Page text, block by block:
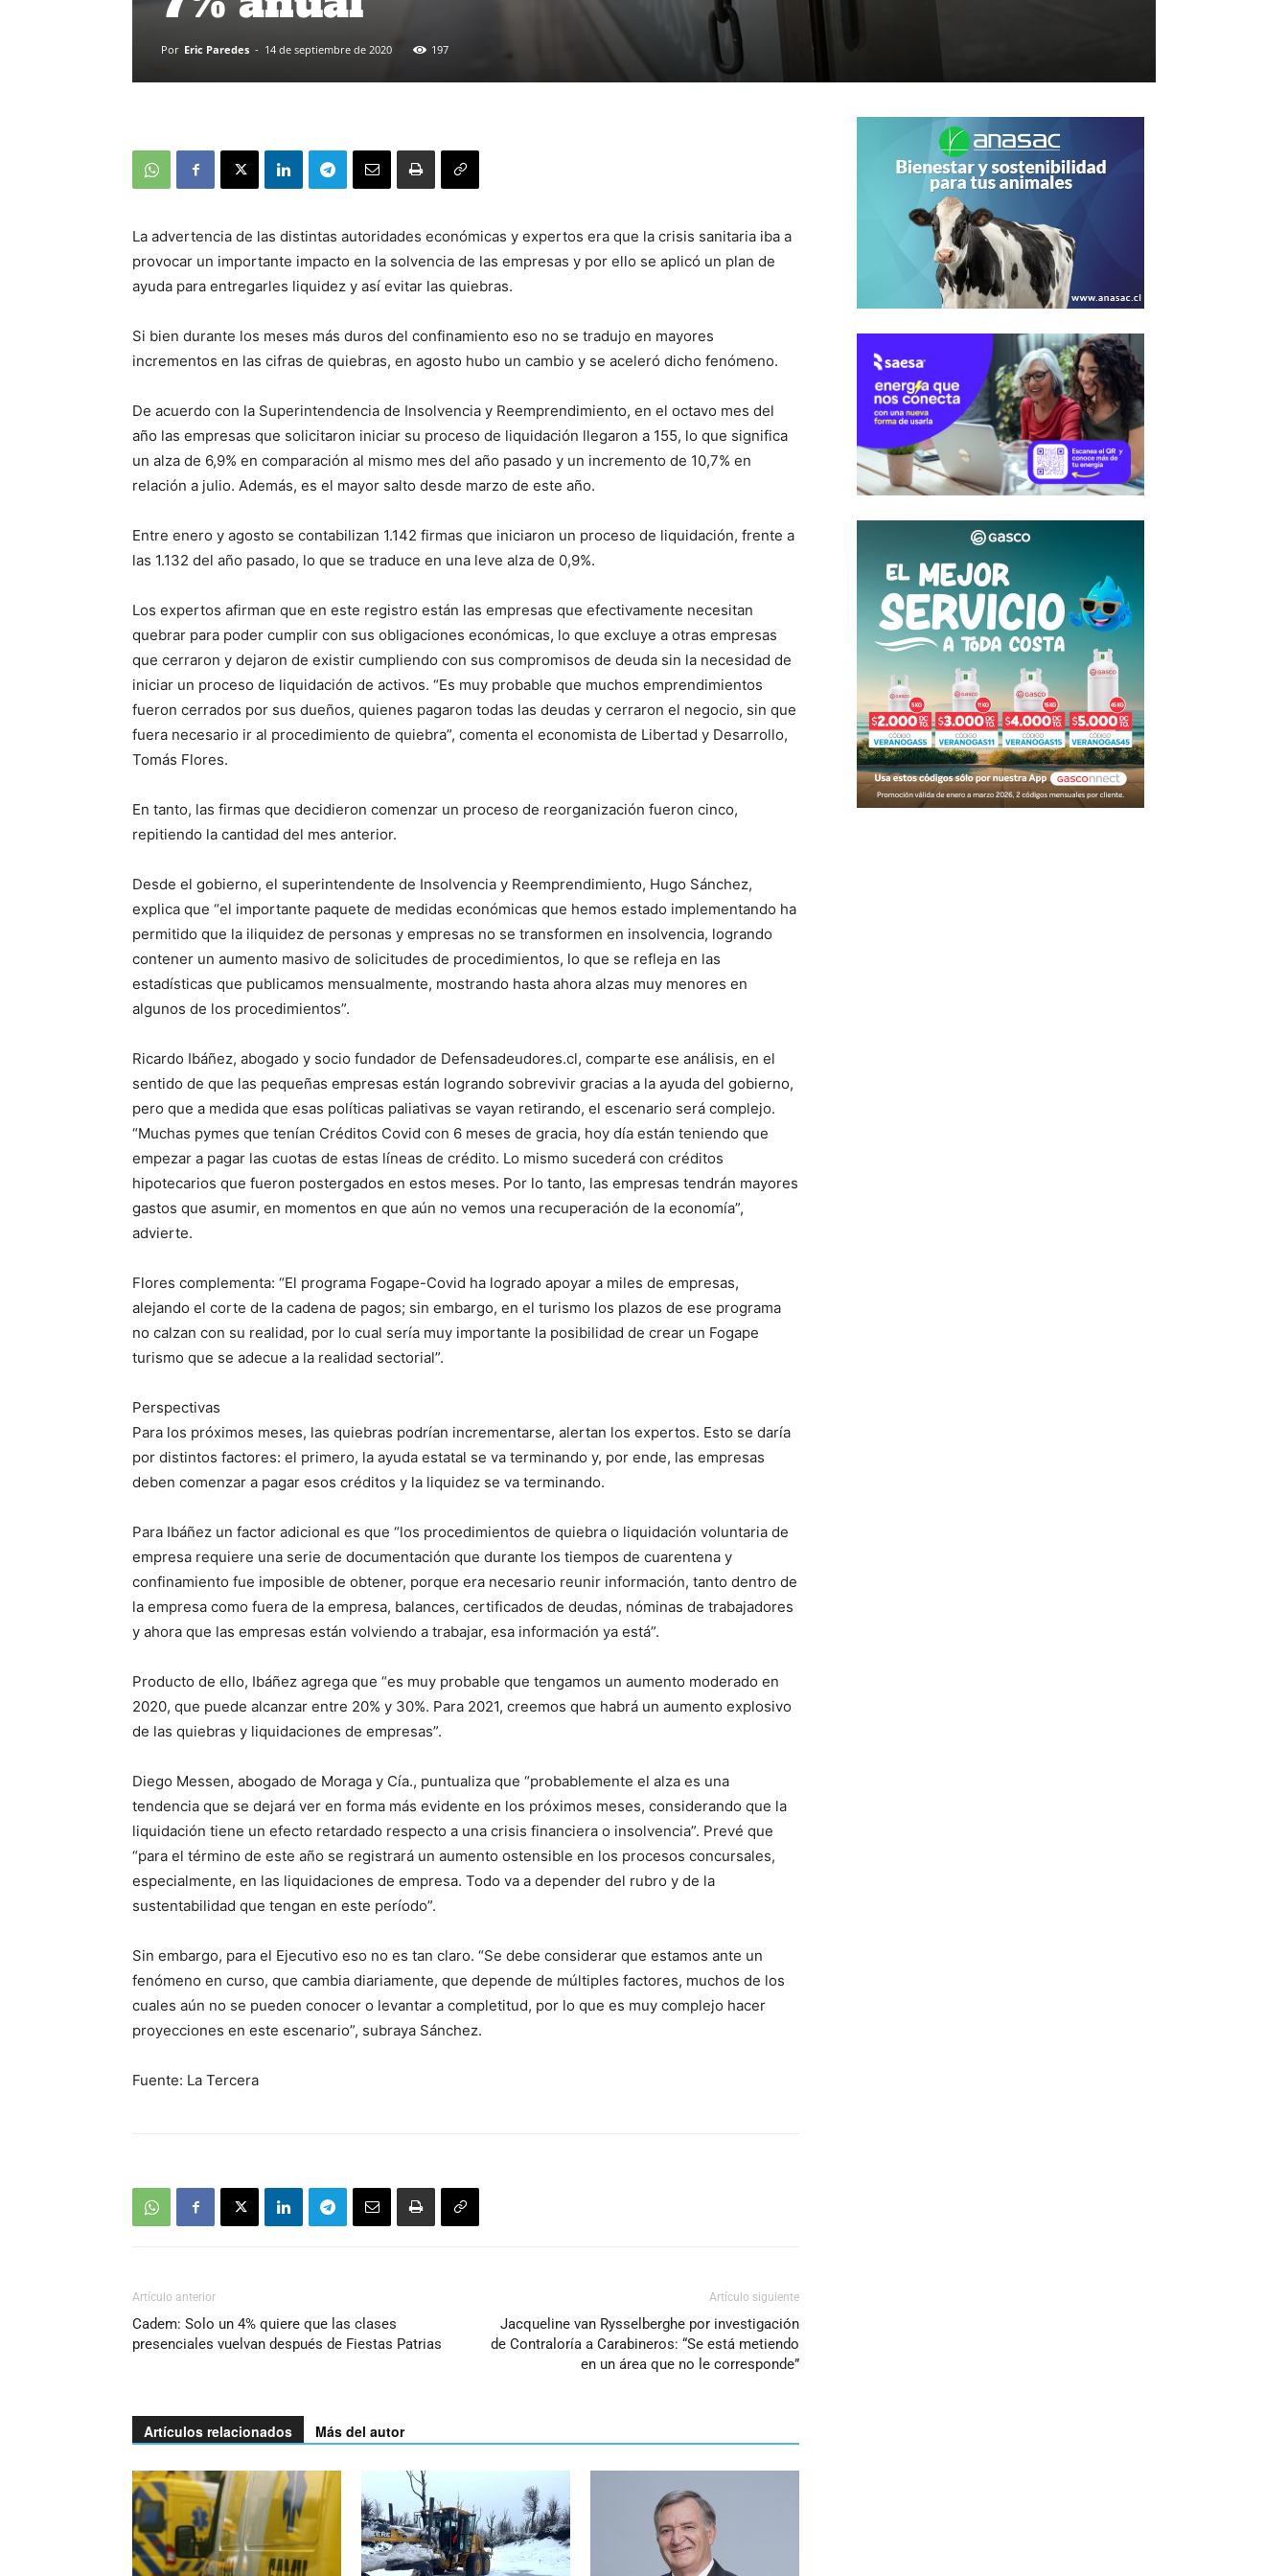
Por Eric Paredes - 14 de septiembre de 2020 197
La advertencia de las distintas autoridades económicas y expertos era que la crisis sanitaria iba a
provocar un importante impacto en la solvencia de las empresas y por ello se aplicó un plan de
ayuda para entregarles liquidez y así evitar las quiebras.
Si bien durante los meses más duros del confinamiento eso no se tradujo en mayores
incrementos en las cifras de quiebras, en agosto hubo un cambio y se aceleró dicho fenómeno.
De acuerdo con la Superintendencia de Insolvencia y Reemprendimiento, en el octavo mes del
año las empresas que solicitaron iniciar su proceso de liquidación llegaron a 155, lo que significa
un alza de 6,9% en comparación al mismo mes del año pasado y un incremento de 10,7% en
relación a julio. Además, es el mayor salto desde marzo de este año.
Entre enero y agosto se contabilizan 1.142 firmas que iniciaron un proceso de liquidación, frente a
las 1.132 del año pasado, lo que se traduce en una leve alza de 0,9%.
Los expertos afirman que en este registro están las empresas que efectivamente necesitan
quebrar para poder cumplir con sus obligaciones económicas, lo que excluye a otras empresas
que cerraron y dejaron de existir cumpliendo con sus compromisos de deuda sin la necesidad de
iniciar un proceso de liquidación de activos. “Es muy probable que muchos emprendimientos
fueron cerrados por sus dueños, quienes pagaron todas las deudas y cerraron el negocio, sin que
fuera necesario ir al procedimiento de quiebra”, comenta el economista de Libertad y Desarrollo,
Tomás Flores.
En tanto, las firmas que decidieron comenzar un proceso de reorganización fueron cinco,
repitiendo la cantidad del mes anterior.
Desde el gobierno, el superintendente de Insolvencia y Reemprendimiento, Hugo Sánchez,
explica que “el importante paquete de medidas económicas que hemos estado implementando ha
permitido que la iliquidez de personas y empresas no se transformen en insolvencia, logrando
contener un aumento masivo de solicitudes de procedimientos, lo que se refleja en las
estadísticas que publicamos mensualmente, mostrando hasta ahora alzas muy menores en
algunos de los procedimientos”.
Ricardo Ibáñez, abogado y socio fundador de Defensadeudores.cl, comparte ese análisis, en el
sentido de que las pequeñas empresas están logrando sobrevivir gracias a la ayuda del gobierno,
pero que a medida que esas políticas paliativas se vayan retirando, el escenario será complejo.
“Muchas pymes que tenían Créditos Covid con 6 meses de gracia, hoy día están teniendo que
empezar a pagar las cuotas de estas líneas de crédito. Lo mismo sucederá con créditos
hipotecarios que fueron postergados en estos meses. Por lo tanto, las empresas tendrán mayores
gastos que asumir, en momentos en que aún no vemos una recuperación de la economía”,
advierte.
Flores complementa: “El programa Fogape-Covid ha logrado apoyar a miles de empresas,
alejando el corte de la cadena de pagos; sin embargo, en el turismo los plazos de ese programa
no calzan con su realidad, por lo cual sería muy importante la posibilidad de crear un Fogape
turismo que se adecue a la realidad sectorial”.
Perspectivas
Para los próximos meses, las quiebras podrían incrementarse, alertan los expertos. Esto se daría
por distintos factores: el primero, la ayuda estatal se va terminando y, por ende, las empresas
deben comenzar a pagar esos créditos y la liquidez se va terminando.
Para Ibáñez un factor adicional es que “los procedimientos de quiebra o liquidación voluntaria de
empresa requiere una serie de documentación que durante los tiempos de cuarentena y
confinamiento fue imposible de obtener, porque era necesario reunir información, tanto dentro de
la empresa como fuera de la empresa, balances, certificados de deudas, nóminas de trabajadores
y ahora que las empresas están volviendo a trabajar, esa información ya está”.
Producto de ello, Ibáñez agrega que “es muy probable que tengamos un aumento moderado en
2020, que puede alcanzar entre 20% y 30%. Para 2021, creemos que habrá un aumento explosivo
de las quiebras y liquidaciones de empresas”.
Diego Messen, abogado de Moraga y Cía., puntualiza que “probablemente el alza es una
tendencia que se dejará ver en forma más evidente en los próximos meses, considerando que la
liquidación tiene un efecto retardado respecto a una crisis financiera o insolvencia”. Prevé que
“para el término de este año se registrará un aumento ostensible en los procesos concursales,
especialmente, en las liquidaciones de empresa. Todo va a depender del rubro y de la
sustentabilidad que tengan en este período”.
Sin embargo, para el Ejecutivo eso no es tan claro. “Se debe considerar que estamos ante un
fenómeno en curso, que cambia diariamente, que depende de múltiples factores, muchos de los
cuales aún no se pueden conocer o levantar a completitud, por lo que es muy complejo hacer
proyecciones en este escenario”, subraya Sánchez.
Fuente: La Tercera
Artículo anterior
Cadem: Solo un 4% quiere que las clases
presenciales vuelvan después de Fiestas Patrias
Artículo siguiente
Jacqueline van Rysselberghe por investigación
de Contraloría a Carabineros: “Se está metiendo
en un área que no le corresponde”
Artículos relacionados Más del autor